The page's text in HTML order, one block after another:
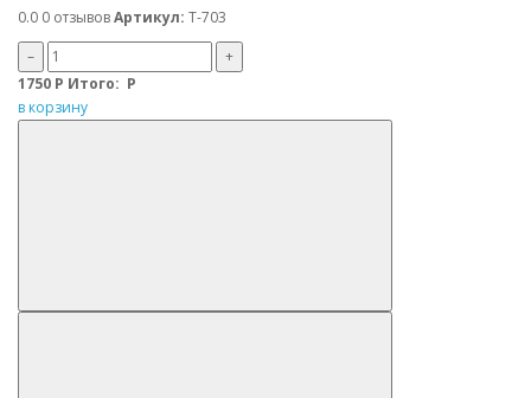
0.0 0 отзывовАртикул: Т-703
–
+
1750 Р Итого: Р
в корзину